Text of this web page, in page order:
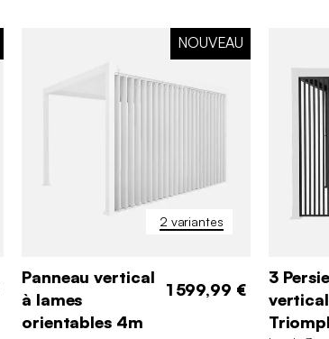
2 variantes
NOUVEAU
Panneau vertical
à lames
orientables 4m
1 599,99 €
3